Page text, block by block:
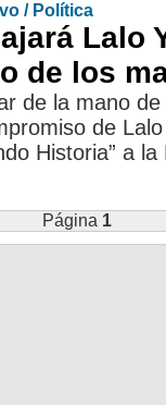
/ Política
Lalo
de los
de la mano
de
Historia” a
Página 1